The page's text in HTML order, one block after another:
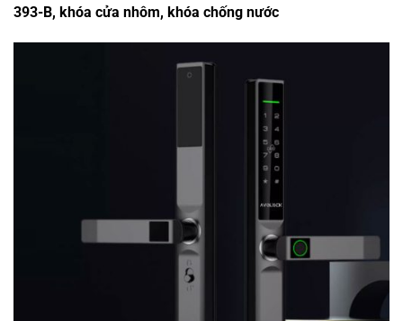
393-B, khóa cửa nhôm, khóa chống nước